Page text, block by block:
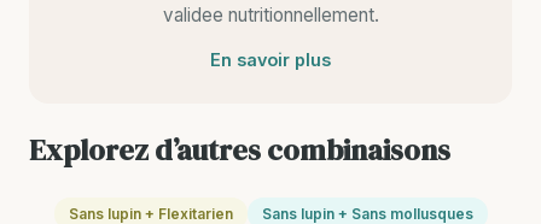
validee nutritionnellement.
En savoir plus
Explorez d’autres combinaisons
Sans lupin + Flexitarien
Sans lupin + Sans mollusques